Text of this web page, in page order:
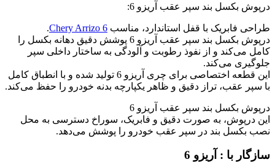
درپوش بکسل بند سپر عقب آریزو 6:
طراحی فابریک با قفل استاندارد، مناسب Chery Arrizo 6
.
درپوش بکسل بند سپر عقب آریزو 6 پوشش دقیق دهانه بکسل را
کامل می‌کند و از نفوذ رطوبت و آلودگی به ساختار داخلی سپر
جلوگیری می‌کند.
این قطعه اختصاصی برای چری آریزو 6 تولید شده و با انطباق کامل
با سپر عقب، تراز دقیق و ظاهر یکپارچه بدنه خودرو را حفظ می‌کند.
درپوش بکسل بند سپر عقب آریزو 6
این درپوش، به صورت دقیق و فابریک، سوراخ دسترسی به محل
نصب بکسل بند در سپر عقب خودرو را پوشش می‌دهد.
سازگار با : آریزو 6